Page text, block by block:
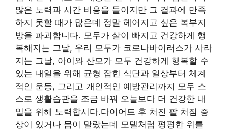
많은 노력과 시간 비용을 들이지만 그 결과에 만족
하지 못할 때가 많은데 정말 헤어지고 싶은 복부지
방을 파괴합니다. 모두가 살이 빠지고 건강하게 행
복해지는 그날, 우리 모두가 코로나바이러스가 사라
지는 그날, 아이와 산모가 모두 건강하게 행복할 수
있는 내일을 위해 균형 잡힌 식단과 일상부터 체계
적인 운동, 그리고 개인적인 예방관리까지 모두 스
스로 생활습관을 조금 바꿔 오늘보다 더 건강한 내
일을 위해 노력합시다.다이어트 후 처진 팔 처짐 증
상이 있거나 몸이 말랐는데 모델처럼 평평한 위를